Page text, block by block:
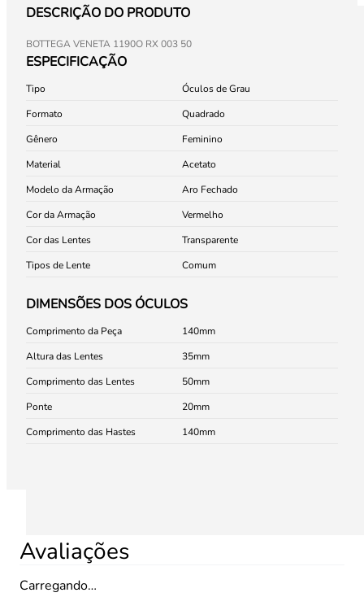
DESCRIÇÃO DO PRODUTO
BOTTEGA VENETA 1190O RX 003 50
ESPECIFICAÇÃO
Tipo
Óculos de Grau
Formato
Quadrado
Gênero
Feminino
Material
Acetato
Modelo da Armação
Aro Fechado
Cor da Armação
Vermelho
Cor das Lentes
Transparente
Tipos de Lente
Comum
DIMENSÕES DOS ÓCULOS
Comprimento da Peça
140
Altura das Lentes
35
Comprimento das Lentes
50
Ponte
20
Comprimento das Hastes
140
Avaliações
Carregando…